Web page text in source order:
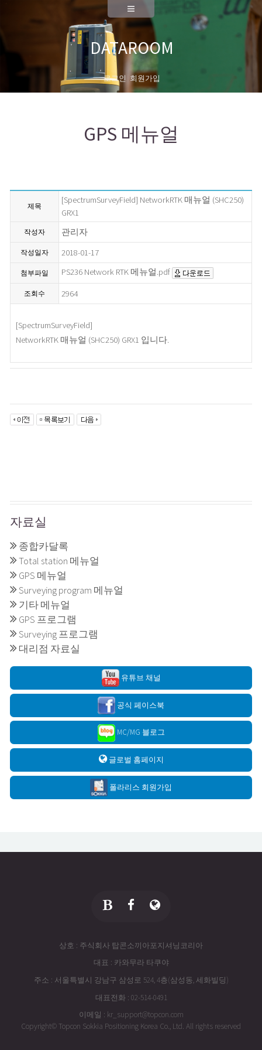
DATAROOM
로그인 회원가입
GPS 메뉴얼
제목
[SpectrumSurveyField] NetworkRTK 매뉴얼 (SHC250)
GRX1
작성자 관리자
작성일자 2018-01-17
첨부파일 PS236 Network RTK 메뉴얼.pdf
조회수 2964
[SpectrumSurveyField]
NetworkRTK 매뉴얼 (SHC250) GRX1 입니다.
자료실
종합카달록
Total station 메뉴얼
GPS 메뉴얼
Surveying program 메뉴얼
기타 메뉴얼
GPS 프로그램
Surveying 프로그램
대리점 자료실
유튜브 채널
공식 페이스북
MC/MG 블로그
글로벌 홈페이지
폴라리스 회원가입
상호 : 주식회사 탑콘소끼아포지셔닝코리아
대표 : 카와무라 타쿠야
주소 : 서울특별시 강남구 삼성로 524, 4층(삼성동, 세화빌딩)
대표전화 : 02-514-0491
이메일 : kr_support@topcon.com
Copyright© Topcon Sokkia Positioning Korea Co., Ltd. All rights reserved
측량기기 성능검사
대리점안내
회사소개
오시는길